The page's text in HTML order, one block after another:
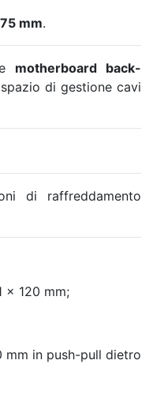
mm.
motherboard back-
di gestione cavi
di raffreddamento
× 120 mm;
mm in push-pull dietro